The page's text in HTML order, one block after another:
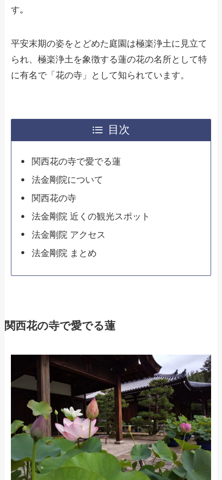
す｡
平安末期の姿をとどめた庭園は極楽浄土に見立て
られ、極楽浄土を象徴する蓮の花の名所として特
に有名で「花の寺」として知られています。
目次
関西花の寺で愛でる蓮
法金剛院について
関西花の寺
法金剛院 近くの観光スポット
法金剛院 アクセス
法金剛院 まとめ
関西花の寺で愛でる蓮